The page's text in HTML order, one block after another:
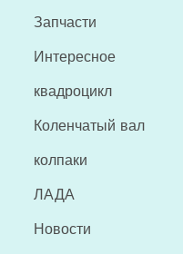
Запчасти
Интересное
квадроцикл
Коленчатый вал
колпаки
ЛАДА
Новости